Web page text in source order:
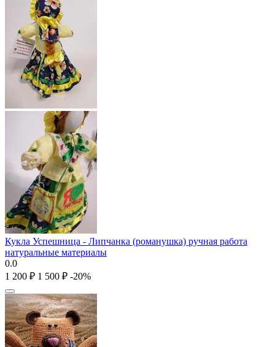
Кукла Успешница - Липчанка (романушка) ручная работа
натуральные материалы
0.0
1 200 ₽ 1 500 ₽ -20%